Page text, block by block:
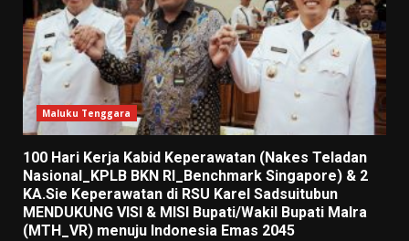
Maluku Tenggara
100 Hari Kerja Kabid Keperawatan (Nakes Teladan
Nasional_KPLB BKN RI_Benchmark Singapore) & 2
KA.Sie Keperawatan di RSU Karel Sadsuitubun
MENDUKUNG VISI & MISI Bupati/Wakil Bupati Malra
(MTH_VR) menuju Indonesia Emas 2045